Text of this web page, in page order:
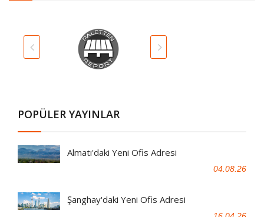
POPÜLER YAYINLAR
Almatı'daki Yeni Ofis Adresi
04.08.26
Şanghay'daki Yeni Ofis Adresi